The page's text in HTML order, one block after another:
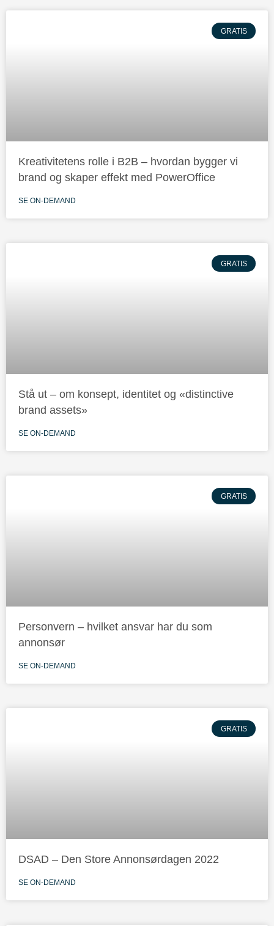
GRATIS
Kreativitetens rolle i B2B – hvordan bygger vi
brand og skaper effekt med PowerOffice
SE ON-DEMAND
GRATIS
Stå ut – om konsept, identitet og «distinctive
brand assets»
SE ON-DEMAND
GRATIS
Personvern – hvilket ansvar har du som
annonsør
SE ON-DEMAND
GRATIS
DSAD – Den Store Annonsørdagen 2022
SE ON-DEMAND